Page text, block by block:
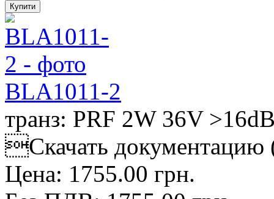
BLA1011-2
транз: PRF 2W 36V
Скачать документацию
Цена: 1755.00 грн.